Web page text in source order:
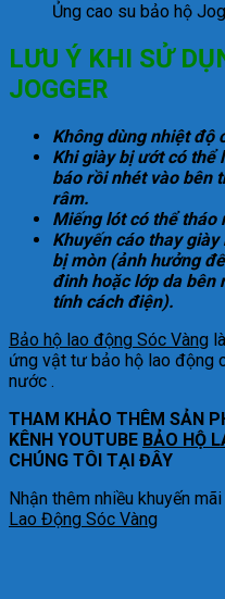
Ủng cao su bảo hộ
LƯU Ý KHI SỬ
JOGGER
Không dùng nhiệt độ
Khi giày bị ướt có thể
báo rồi nhét vào bên
râm.
Miếng lót có thể tháo
Khuyến cáo thay
bị mòn (ảnh hưởng
đinh hoặc lớp da bên
tính cách điện).
Bảo hộ lao động Sóc Vàng
ứng vật tư bảo hộ lao động
nước .
THAM KHẢO THÊM SẢN
KÊNH YOUTUBE BẢO HỘ
CHÚNG TÔI TẠI ĐÂY
Nhận thêm nhiều khuyến
Lao Động Sóc Vàng